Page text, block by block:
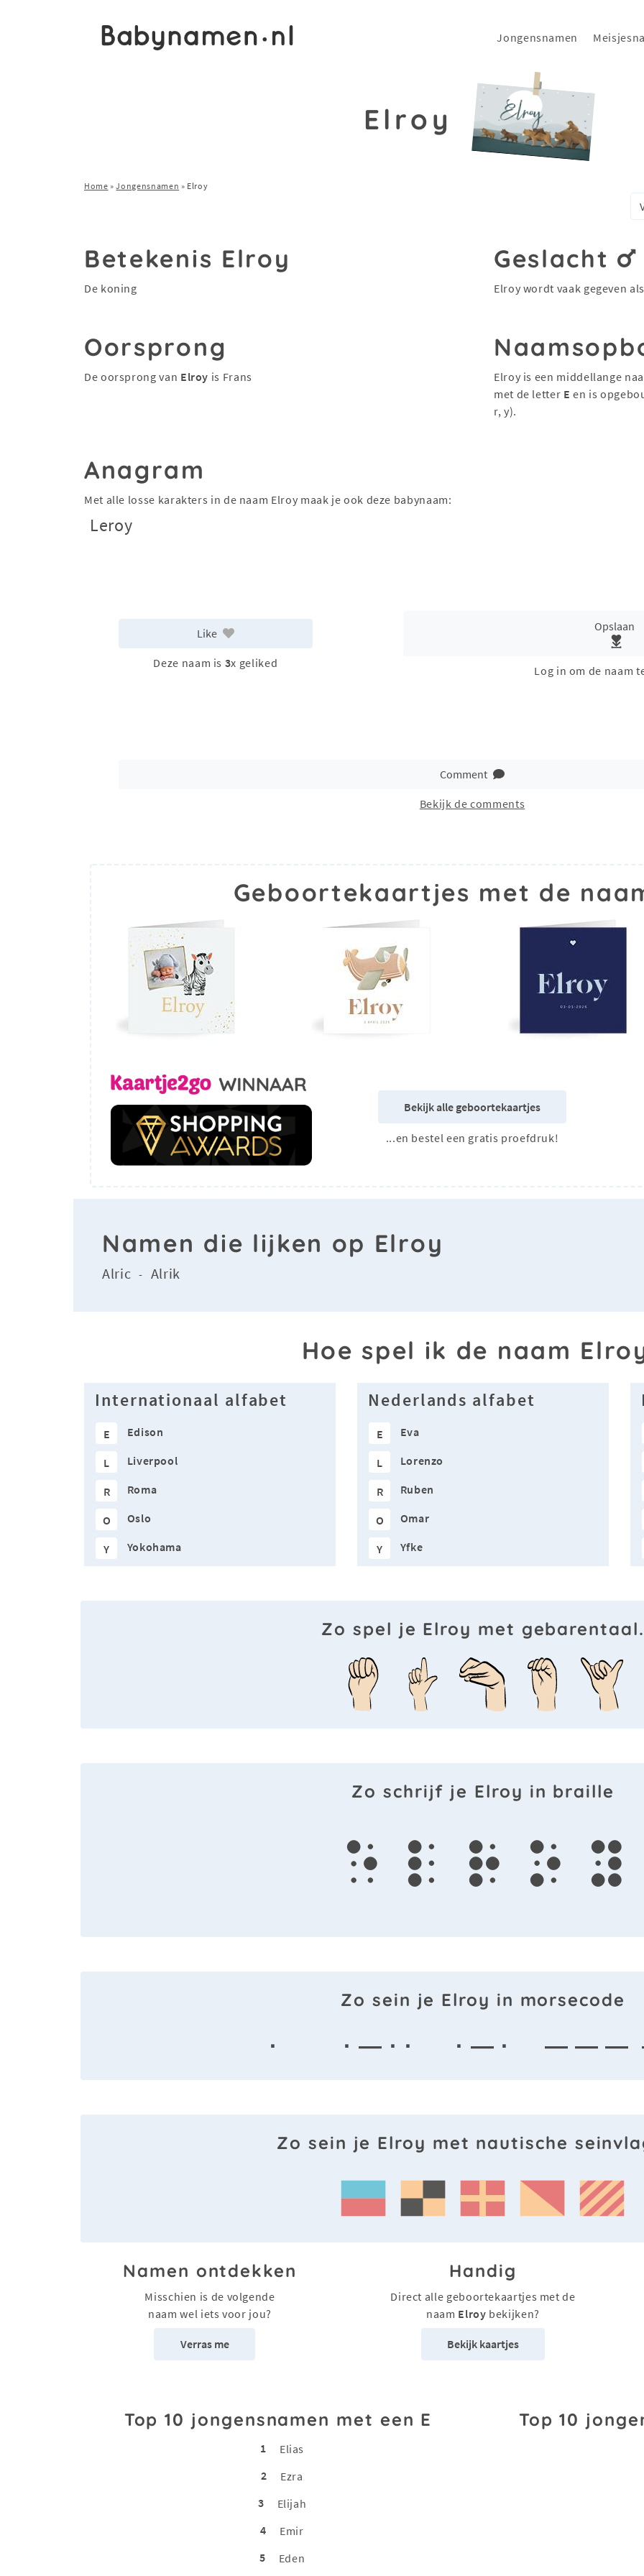
Jongensnamen
Elroy
Home »Jongensnamen » Elroy
Betekenis Elroy
De koning
Geslacht
Elroy wordt vaak gegeven
Oorsprong
De oorsprong van Elroy is Frans
Elroy is een middellange
met de letter E en is
r, y).
Anagram
Met alle losse karakters in de naam Elroy maak je ook deze babynaam:
Leroy
Like
Deze naam is 3x geliked
Opslaan
Log in om de naam
Comment
Bekijk de comments
Geboortekaartjes met de
Bekijk alle geboortekaartjes
...en bestel een gratis proefdruk!
Namen die lijken op Elroy
Alric - Alrik
Hoe spel ik de naam
Internationaal alfabet
E Edison
L Liverpool
R Roma
O Oslo
Y Yokohama
Nederlands alfabet
E Eva
L Lorenzo
R Ruben
O Omar
Y Yfke
Zo spel je Elroy met gebarentaal.
Zo schrijf je Elroy in braille
e l r o y
Zo sein je Elroy in morsecode
· · — · · · — · — — —
Zo sein je Elroy met nautische
Namen ontdekken
Misschien is de volgende
naam wel iets voor jou?
Verras me
Handig
Direct alle geboortekaartjes met de
naam Elroy bekijken?
Bekijk kaartjes
Top 10 jongensnamen met een E
1
Elias
2
Ezra
3
Elijah
4
Emir
5
Eden
Top 10